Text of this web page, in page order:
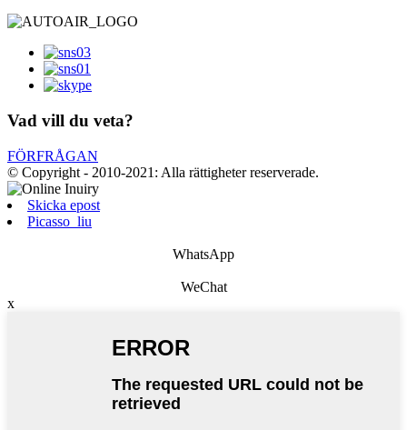
Vad vill du veta?
FÖRFRÅGAN
© Copyright - 2010-2021: Alla rättigheter reserverade.
Skicka epost
Picasso_liu
WhatsApp
WeChat
x